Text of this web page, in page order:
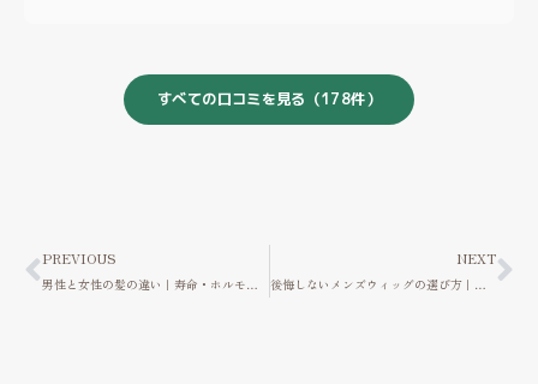
すべての口コミを見る（178件）
Prev
PREVIOUS
男性と女性の髪の違い｜寿命・ホルモン・薄毛パターンを解説
NEXT
後悔しないメンズウィッグの選び方｜プロが教える5つのポイント